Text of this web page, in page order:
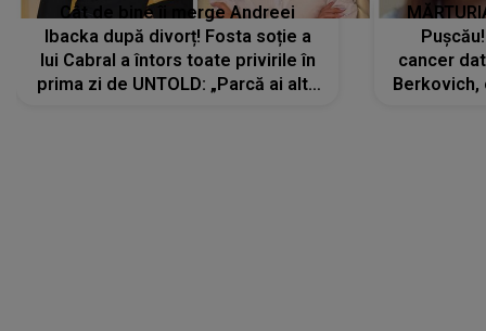
Cât de bine îi merge Andreei
Ibacka după divorț! Fosta soție a
lui Cabral a întors toate privirile în
prima zi de UNTOLD: „Parcă ai altă
cancer
Berkovich,